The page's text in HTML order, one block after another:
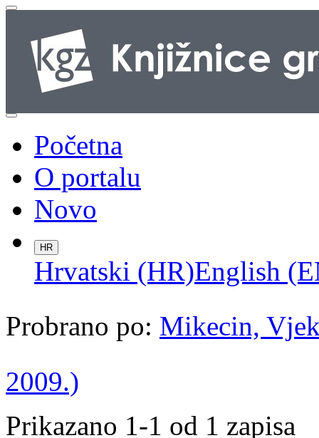
Početna
O portalu
Novo
HR
Hrvatski (HR)English
Probrano po: Mikecin,
2009.)
Prikazano 1-1 od 1 zapisa